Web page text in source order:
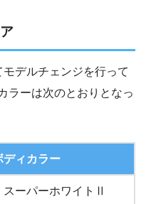
デルチェンジを行って
ラーは次のとおりとなっ
ディカラー
スーパーホワイトⅡ